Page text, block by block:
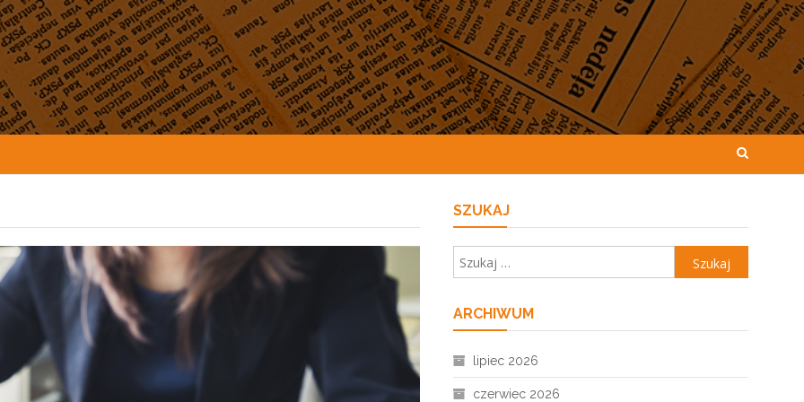
SZUKAJ
ARCHIWUM
lipiec 2026
czerwiec 2026